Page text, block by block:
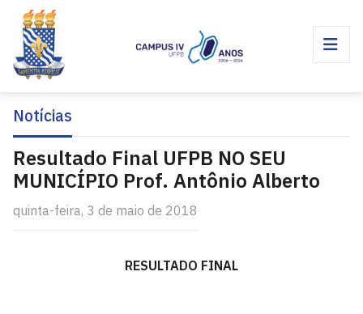
Notícias
Resultado Final UFPB NO SEU
MUNICÍPIO Prof. Antônio Alberto
quinta-feira, 3 de maio de 2018
RESULTADO FINAL